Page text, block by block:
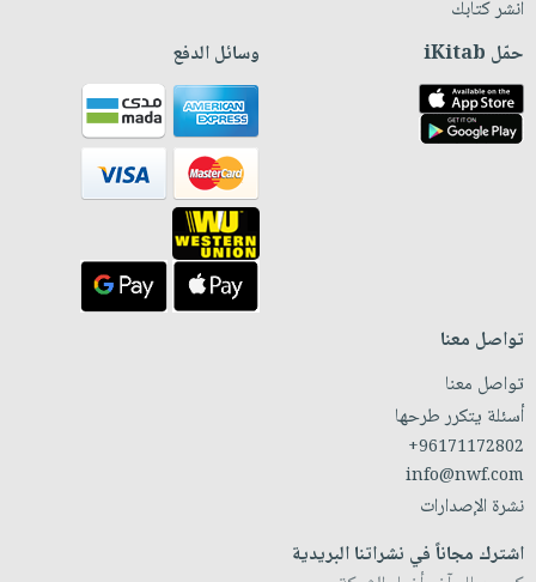
انشر كتابك
حمّل iKitab وسائل الدفع
تواصل معنا
تواصل معنا
أسئلة يتكرر طرحها
+96171172802
info@nwf.com
نشرة الإصدارات
اشترك مجاناً في نشراتنا البريدية